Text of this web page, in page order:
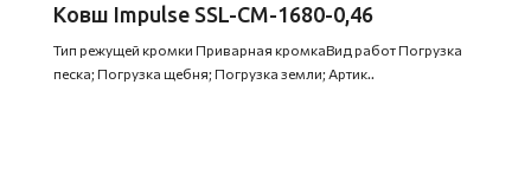
Ковш Impulse SSL-CM-1680-0,46
Тип режущей кромки Приварная кромкаВид работ Погрузка
песка; Погрузка щебня; Погрузка земли; Артик..